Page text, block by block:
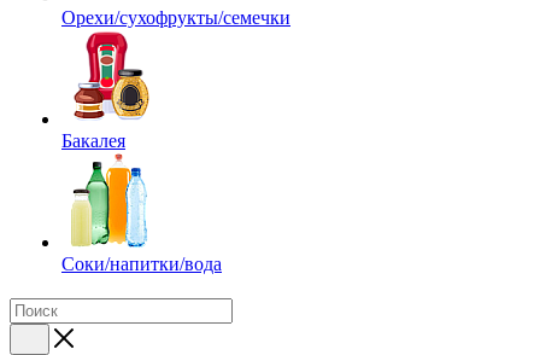
Орехи/сухофрукты/семечки
Бакалея
Соки/напитки/вода